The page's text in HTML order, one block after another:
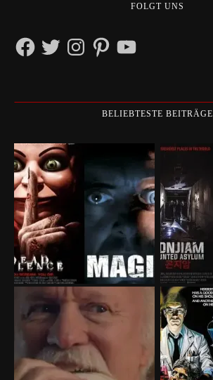
FOLGT UNS
FacebookTwitterInstagramPinterestYouTube
BELIEBTESTE BEITRÄGE